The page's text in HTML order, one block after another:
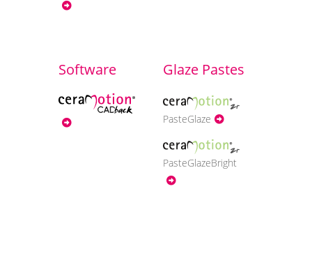
Software Glaze Pastes
PasteGlaze
PasteGlazeBright